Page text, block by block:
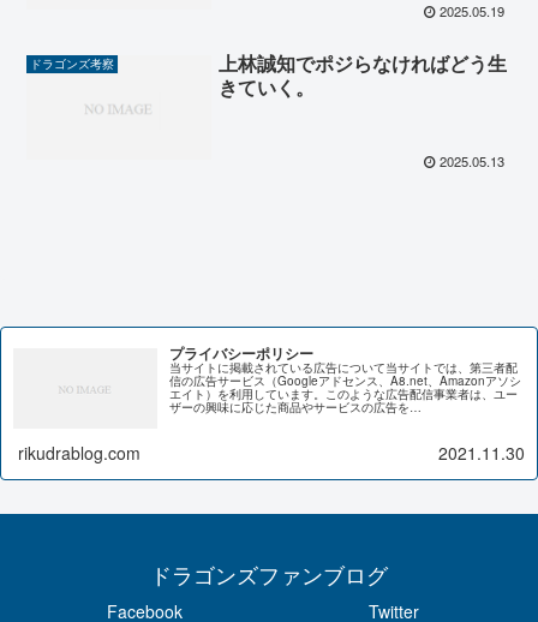
2025.05.19
ドラゴンズ考察
上林誠知でポジらなければどう生
きていく。
2025.05.13
プライバシーポリシー
当サイトに掲載されている広告について当サイトでは、第三者配
信の広告サービス（Googleアドセンス、A8.net、Amazonアソシ
エイト）を利用しています。このような広告配信事業者は、ユー
ザーの興味に応じた商品やサービスの広告を…
rikudrablog.com 2021.11.30
ドラゴンズファンブログ
Facebook Twitter